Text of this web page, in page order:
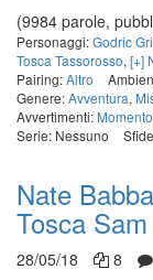
(9984 parole,
Personaggi:Godric
Tosca Tassorosso, [+]
Pairing:Altro
Genere:Avventura,
Avvertimenti:
Serie: Nessuno
Nate
Tosca Sam
28/05/18 8